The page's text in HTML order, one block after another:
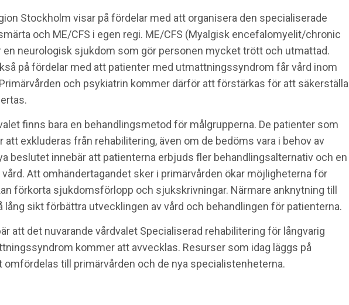
Stockholm visar på fördelar med att organisera den specialiserade
och ME/CFS i egen regi. ME/CFS (Myalgisk encefalomyelit/chronic
neurologisk sjukdom som gör personen mycket trött och utmattad.
på fördelar med att patienter med utmattningssyndrom får vård inom
och psykiatrin kommer därför att förstärkas för att säkerställa
finns bara en behandlingsmetod för målgrupperna. De patienter som
att exkluderas från rehabilitering, även om de bedöms vara i behov av
beslutet innebär att patienterna erbjuds fler behandlingsalternativ och en
Att omhändertagandet sker i primärvården ökar möjligheterna för
förkorta sjukdomsförlopp och sjukskrivningar. Närmare anknytning till
sikt förbättra utvecklingen av vård och behandlingen för patienterna.
att det nuvarande vårdvalet Specialiserad rehabilitering för långvarig
kommer att avvecklas. Resurser som idag läggs på
omfördelas till primärvården och de nya specialistenheterna.